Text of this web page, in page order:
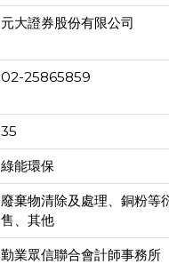
元大證券股份有限公司
02-25865859
35
綠能環保
廢棄物清除及處理、銅粉等
售、其他
勤業眾信聯合會計師事務所